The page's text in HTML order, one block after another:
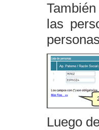
las
Luego